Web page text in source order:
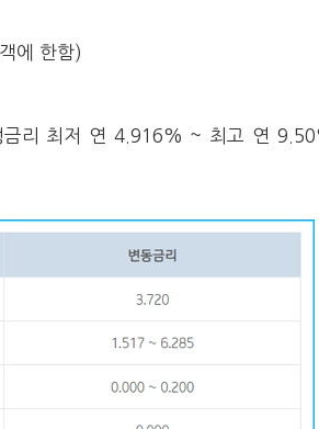
에 한함)
금리 최저 연 4.916% ~ 최고 연